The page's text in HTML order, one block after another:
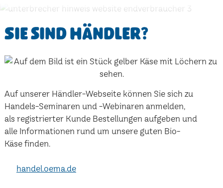
Sie sind Händler?
Auf unserer Händler-Webseite können Sie sich zu
Handels-Seminaren und -Webinaren anmelden,
als registrierter Kunde Bestellungen aufgeben und
alle Informationen rund um unsere guten Bio-
Käse finden.
handel.oema.de